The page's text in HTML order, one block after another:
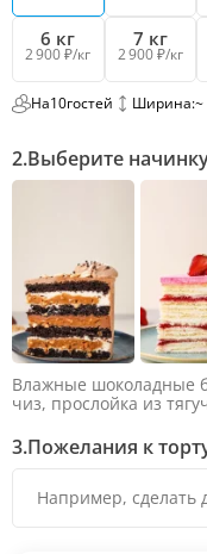
6 кг
2 900 ₽/кг
7 кг
2 900 ₽/кг
На10гостей Ширина:~
2.Выберите
Влажные шоколадные
чиз, прослойка из
яркий вкус шоколада и
оставляя ни единого
3.Пожелания к